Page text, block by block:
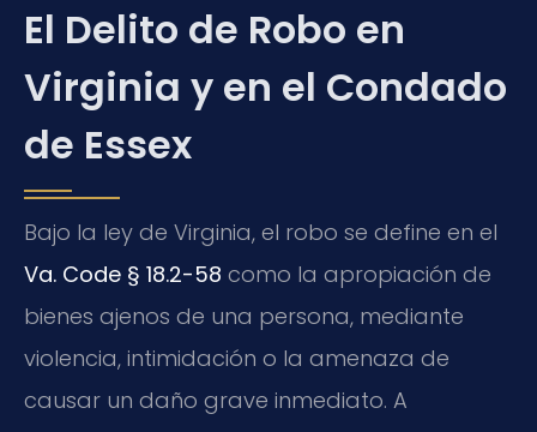
El Delito de Robo en
Virginia y en el Condado
de Essex
Bajo la ley de Virginia, el robo se define en el
Va. Code § 18.2-58 como la apropiación de
bienes ajenos de una persona, mediante
violencia, intimidación o la amenaza de
causar un daño grave inmediato. A